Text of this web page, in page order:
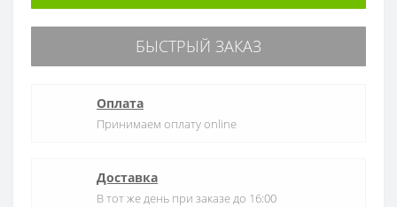
БЫСТРЫЙ ЗАКАЗ
Оплата
Принимаем оплату online
Доставка
В тот же день при заказе до 16:00